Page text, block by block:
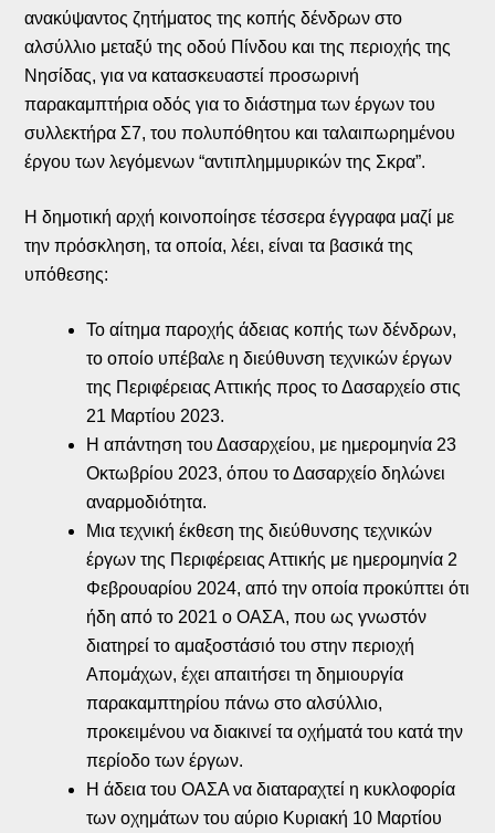
ανακύψαντος ζητήματος της κοπής δένδρων στο
αλσύλλιο μεταξύ της οδού Πίνδου και της περιοχής της
Νησίδας, για να κατασκευαστεί προσωρινή
παρακαμπτήρια οδός για το διάστημα των έργων του
συλλεκτήρα Σ7, του πολυπόθητου και ταλαιπωρημένου
έργου των λεγόμενων “αντιπλημμυρικών της Σκρα”.
Η δημοτική αρχή κοινοποίησε τέσσερα έγγραφα μαζί με
την πρόσκληση, τα οποία, λέει, είναι τα βασικά της
υπόθεσης:
Το αίτημα παροχής άδειας κοπής των δένδρων,
το οποίο υπέβαλε η διεύθυνση τεχνικών έργων
της Περιφέρειας Αττικής προς το Δασαρχείο στις
21 Μαρτίου 2023.
Η απάντηση του Δασαρχείου, με ημερομηνία 23
Οκτωβρίου 2023, όπου το Δασαρχείο δηλώνει
αναρμοδιότητα.
Μια τεχνική έκθεση της διεύθυνσης τεχνικών
έργων της Περιφέρειας Αττικής με ημερομηνία 2
Φεβρουαρίου 2024, από την οποία προκύπτει ότι
ήδη από το 2021 ο ΟΑΣΑ, που ως γνωστόν
διατηρεί το αμαξοστάσιό του στην περιοχή
Απομάχων, έχει απαιτήσει τη δημιουργία
παρακαμπτηρίου πάνω στο αλσύλλιο,
προκειμένου να διακινεί τα οχήματά του κατά την
περίοδο των έργων.
Η άδεια του ΟΑΣΑ να διαταραχτεί η κυκλοφορία
των οχημάτων του αύριο Κυριακή 10 Μαρτίου